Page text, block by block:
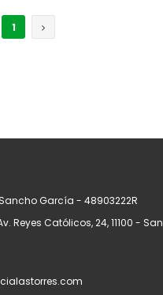
1
García - 48903222R
Reyes Católicos, 24, 11100 - San